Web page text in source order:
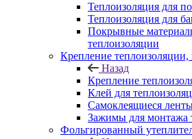
Теплоизоляция для
Теплоизоляция для
Покрывные
теплоизоляции
Крепление теплоизоляции,
Назад
Крепление
Клей для
Самоклеящиеся
Зажимы для монтажа
Фольгированный